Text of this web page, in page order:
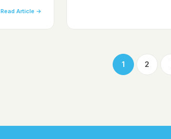
Read Article →
1 2